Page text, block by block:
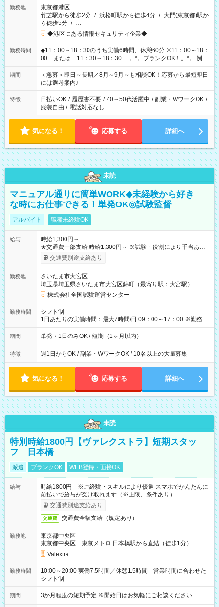
勤務地
東京都港区
竹芝駅から徒歩2分 / 浜松町駅から徒歩4分 / 大門(東京都)駅か
ら徒歩5分 / …
◆港区にある情報セキュリティ企業◆
勤務時間
◆11：00～18：30のうち実働6時間、休憩60分 ※11：00～18：
00 または 11：30～18：30 。*。ブランクOK！。*。 例え
ば前職が、 在宅/財団法人/事務/コールセンター/受付/販売/カフェ
スタッフ スイーツ販売/ホテルフロント/化粧品販売/など 様々な
業界から入社して活躍されています♪
期間
＜急募＞即日～長期／8月～9月～も相談OK！応募から最短即日
には選考案内♪
特徴 日払いOK / 履歴書不要 / 40～50代活躍中 / 副業・WワークOK /
服装自由 / 電話対応なし
気になる！ 応募する 詳細へ
未読
マニュアル通りに簡単WORK◆未経験から好き
な時にお仕事できる！単発OK◎試験監督
アルバイト 職種未経験OK
給与
時給1,300円～
★交通費一部支給 時給1,300円～ ※試験・役割により手当あり
※勤務回数により昇給あり 【即給（前払い）オプションあ
り！】 希望される場合、勤務から1週間ほどで給与の一部を受け
例】 ・河合塾模擬試験 8:30～17:30（休憩1時間） 時給1,300円
×8時間＝日収10,400円＋交通費 ※当日の役割により時給＋100
円の場合あり ・国家試験 7:00～13:30（休憩なし） 時給1,300
円（役割手当＋100円）×6時間＝日収8,400円＋交通費 【試用期
間】試用期間なし
交通費別途支給あり
勤務地
さいたま市大宮区
埼玉県埼玉県さいたま市大宮区錦町（最寄り駅：大宮駅）
株式会社全国試験運営センター
勤務時間
シフト制
1日あたりの実働時間：最大7時間/日 09：00～17：00 ※勤務時
間は 試験により異なります。
期間 単発・1日のみOK / 短期（1ヶ月以内）
特徴 週1日からOK / 副業・WワークOK / 10名以上の大量募集
気になる！ 応募する 詳細へ
未読
特別時給1800円【ヴァレクストラ】短期スタッ
フ 日本橋
派遣 ブランクOK WEB登録・面接OK
給与
時給1800円 ※ご経験・スキルにより優遇 スマホでかんたんに
前払いで給与が受け取れます（※上限、条件あり）
交通費別途支給あり
交通費 交通費全額支給（規定あり）
勤務地
東京都中央区
東京都中央区 東京メトロ 日本橋駅から直結（徒歩1分）
Valextra
勤務時間
10:00～20:00 実働7.5時間／休憩1.5時間 営業時間に合わせた
シフト制
期間 3か月程度の短期予定 ※開始日はお気軽にご相談ください